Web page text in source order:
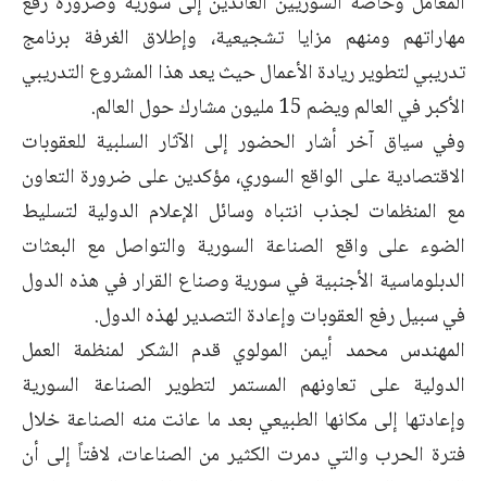
مهاراتهم ومنهم مزايا تشجيعية، وإطلاق الغرفة برنامج
تدريبي لتطوير ريادة الأعمال حيث يعد هذا المشروع التدريبي
الأكبر في العالم ويضم 15 مليون مشارك حول العالم.
وفي سياق آخر أشار الحضور إلى الآثار السلبية للعقوبات
الاقتصادية على الواقع السوري، مؤكدين على ضرورة التعاون
مع المنظمات لجذب انتباه وسائل الإعلام الدولية لتسليط
الضوء على واقع الصناعة السورية والتواصل مع البعثات
الدبلوماسية الأجنبية في سورية وصناع القرار في هذه الدول
في سبيل رفع العقوبات وإعادة التصدير لهذه الدول.
المهندس محمد أيمن المولوي قدم الشكر لمنظمة العمل
الدولية على تعاونهم المستمر لتطوير الصناعة السورية
وإعادتها إلى مكانها الطبيعي بعد ما عانت منه الصناعة خلال
فترة الحرب والتي دمرت الكثير من الصناعات، لافتاً إلى أن